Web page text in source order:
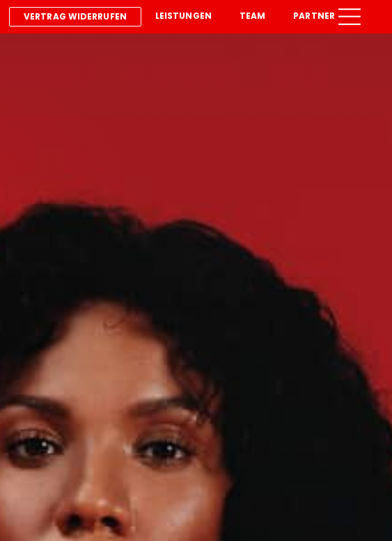
VERTRAG WIDERRUFEN LEISTUNGEN TEAM PARTNER